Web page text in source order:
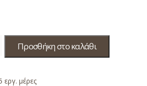
Προσθήκη στο καλάθι
μέρες